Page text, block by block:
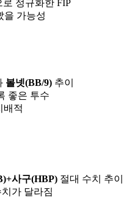
정규화한 FIP
을 가능성
볼넷(BB/9) 추이
좋은 투수
배적
사구(HBP) 절대 수치 추이
가 달라짐